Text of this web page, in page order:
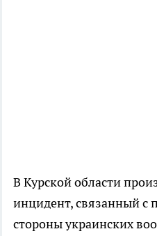
В Курской области
инцидент, связанный с
стороны украинских